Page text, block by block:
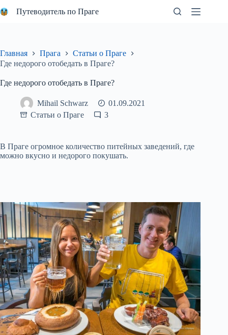
к
Путеводитель по Праге
Главная Прага
Статьи о Праге
Где недорого отобедать в Праге?
Где недорого отобедать в Праге?
Mihail Schwarz
01.09.2021
Статьи о Праге
3
В Праге огромное количество питейных заведений, где
можно вкусно и недорого покушать.